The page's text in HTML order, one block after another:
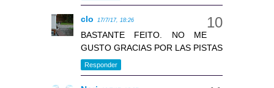
clo 17/7/17, 18:26
BASTANTE FEITO. NO ME
GUSTO GRACIAS POR LAS PISTAS
Responder